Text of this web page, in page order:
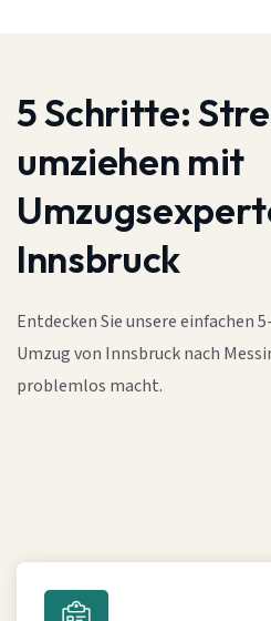
5 Schritte:
umziehen mit
Innsbruck
Entdecken Sie unsere einfachen
Umzug von Innsbruck nach
problemlos macht.